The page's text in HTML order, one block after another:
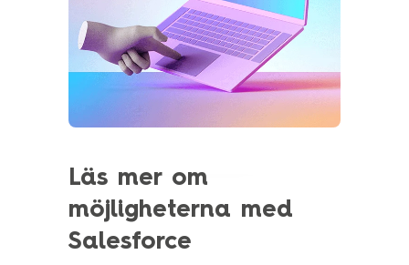
Läs mer om
möjligheterna med
Salesforce